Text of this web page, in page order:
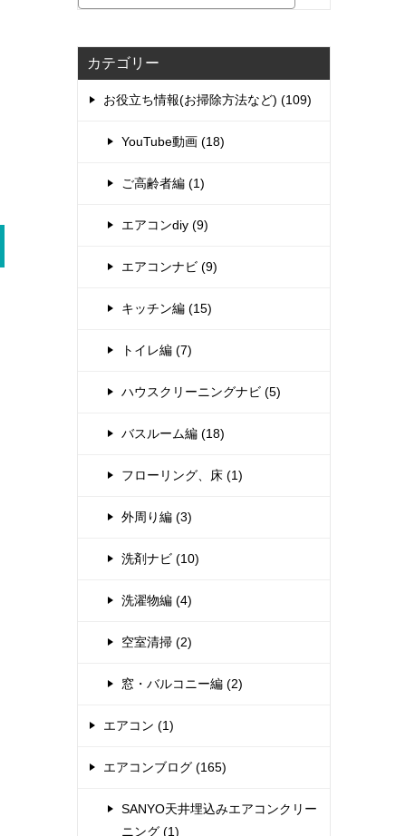
カテゴリー
お役立ち情報(お掃除方法など) (109)
YouTube動画 (18)
ご高齢者編 (1)
エアコンdiy (9)
エアコンナビ (9)
キッチン編 (15)
トイレ編 (7)
ハウスクリーニングナビ (5)
バスルーム編 (18)
フローリング、床 (1)
外周り編 (3)
洗剤ナビ (10)
洗濯物編 (4)
空室清掃 (2)
窓・バルコニー編 (2)
エアコン (1)
エアコンブログ (165)
SANYO天井埋込みエアコンクリー
ニング (1)